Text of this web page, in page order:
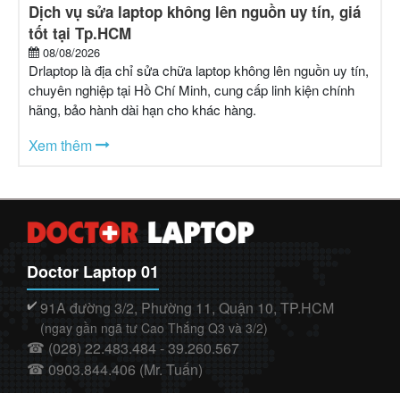
Dịch vụ sửa laptop không lên nguồn uy tín, giá
tốt tại Tp.HCM
08/08/2026
Drlaptop là địa chỉ sửa chữa laptop không lên nguồn uy tín,
chuyên nghiệp tại Hồ Chí Minh, cung cấp linh kiện chính
hãng, bảo hành dài hạn cho khác hàng.
Xem thêm
Doctor Laptop 01
✔️ 91A đường 3/2, Phường 11, Quận 10, TP.HCM
(ngay gần ngã tư Cao Thắng Q3 và 3/2)
☎ (028) 22.483.484 - 39.260.567
☎ 0903.844.406 (Mr. Tuấn)